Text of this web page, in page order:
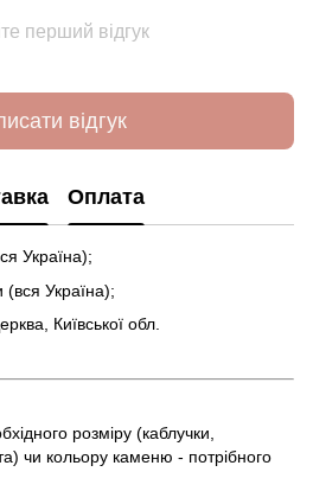
перший відгук
відгук
Оплата
Україна);
Україна);
Київської обл.
розміру (каблучки,
чи кольору каменю - потрібного